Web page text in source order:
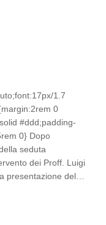
1.7
0
#ddd;padding-
0} Dopo
seduta
dei Proff. Luigi
presentazione del…